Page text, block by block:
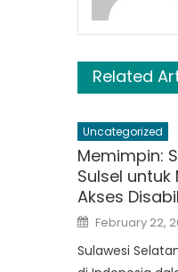
Related
Uncategorized
Memimpin:
Sulsel
Akses
Posted
on
February 22,
Sulawesi